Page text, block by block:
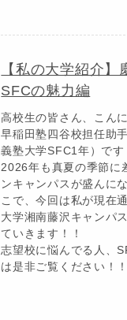
【私の大学紹介】
SFCの魅力編
高校生の皆さん、こんに
早稲田塾四谷校担任助
義塾大学SFC1年）です
2026年も真夏の季節に
ンキャンパスが盛んに
こで、今回は私が現在
大学湘南藤沢キャンパ
ていきます！！
志望校に悩んでる人、
は是非ご覧ください！！